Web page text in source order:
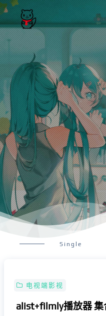
Single
电视端影视
alist+filmly播放器